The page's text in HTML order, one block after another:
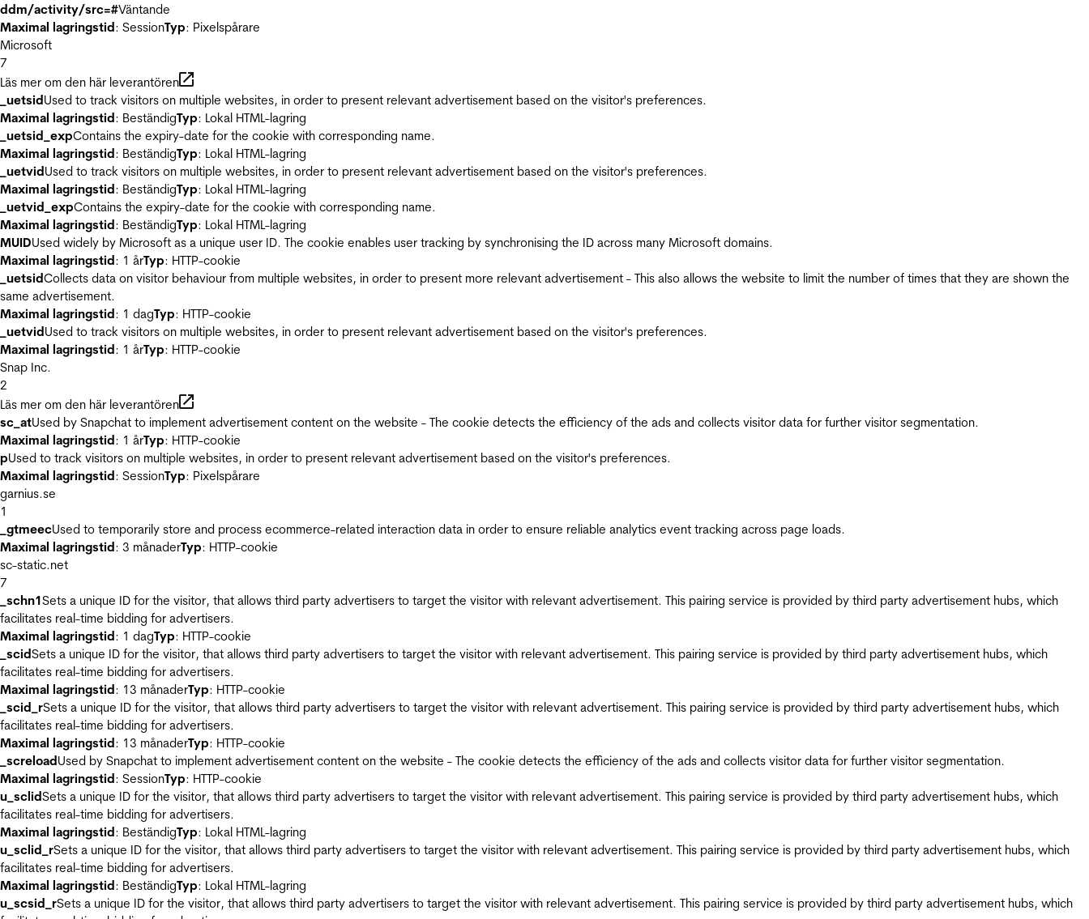
ddm/activity/src=#Väntande
Maximal lagringstid: SessionTyp: Pixelspårare
Microsoft
7
Läs mer om den här leverantören
_uetsidUsed to track visitors on multiple websites, in order to present relevant advertisement based on the visitor's preferences.
Maximal lagringstid: BeständigTyp: Lokal HTML-lagring
_uetsid_expContains the expiry-date for the cookie with corresponding name.
Maximal lagringstid: BeständigTyp: Lokal HTML-lagring
_uetvidUsed to track visitors on multiple websites, in order to present relevant advertisement based on the visitor's preferences.
Maximal lagringstid: BeständigTyp: Lokal HTML-lagring
_uetvid_expContains the expiry-date for the cookie with corresponding name.
Maximal lagringstid: BeständigTyp: Lokal HTML-lagring
MUIDUsed widely by Microsoft as a unique user ID. The cookie enables user tracking by synchronising the ID across many Microsoft domains.
Maximal lagringstid: 1 årTyp: HTTP-cookie
_uetsidCollects data on visitor behaviour from multiple websites, in order to present more relevant advertisement - This also allows the website to limit the number of times that they are shown the
same advertisement.
Maximal lagringstid: 1 dagTyp: HTTP-cookie
_uetvidUsed to track visitors on multiple websites, in order to present relevant advertisement based on the visitor's preferences.
Maximal lagringstid: 1 årTyp: HTTP-cookie
Snap Inc.
2
Läs mer om den här leverantören
sc_atUsed by Snapchat to implement advertisement content on the website - The cookie detects the efficiency of the ads and collects visitor data for further visitor segmentation.
Maximal lagringstid: 1 årTyp: HTTP-cookie
pUsed to track visitors on multiple websites, in order to present relevant advertisement based on the visitor's preferences.
Maximal lagringstid: SessionTyp: Pixelspårare
garnius.se
1
_gtmeecUsed to temporarily store and process ecommerce-related interaction data in order to ensure reliable analytics event tracking across page loads.
Maximal lagringstid: 3 månaderTyp: HTTP-cookie
sc-static.net
7
_schn1Sets a unique ID for the visitor, that allows third party advertisers to target the visitor with relevant advertisement. This pairing service is provided by third party advertisement hubs, which
facilitates real-time bidding for advertisers.
Maximal lagringstid: 1 dagTyp: HTTP-cookie
_scidSets a unique ID for the visitor, that allows third party advertisers to target the visitor with relevant advertisement. This pairing service is provided by third party advertisement hubs, which
facilitates real-time bidding for advertisers.
Maximal lagringstid: 13 månaderTyp: HTTP-cookie
_scid_rSets a unique ID for the visitor, that allows third party advertisers to target the visitor with relevant advertisement. This pairing service is provided by third party advertisement hubs, which
facilitates real-time bidding for advertisers.
Maximal lagringstid: 13 månaderTyp: HTTP-cookie
_screloadUsed by Snapchat to implement advertisement content on the website - The cookie detects the efficiency of the ads and collects visitor data for further visitor segmentation.
Maximal lagringstid: SessionTyp: HTTP-cookie
u_sclidSets a unique ID for the visitor, that allows third party advertisers to target the visitor with relevant advertisement. This pairing service is provided by third party advertisement hubs, which
facilitates real-time bidding for advertisers.
Maximal lagringstid: BeständigTyp: Lokal HTML-lagring
u_sclid_rSets a unique ID for the visitor, that allows third party advertisers to target the visitor with relevant advertisement. This pairing service is provided by third party advertisement hubs, which
facilitates real-time bidding for advertisers.
Maximal lagringstid: BeständigTyp: Lokal HTML-lagring
u_scsid_rSets a unique ID for the visitor, that allows third party advertisers to target the visitor with relevant advertisement. This pairing service is provided by third party advertisement hubs, which